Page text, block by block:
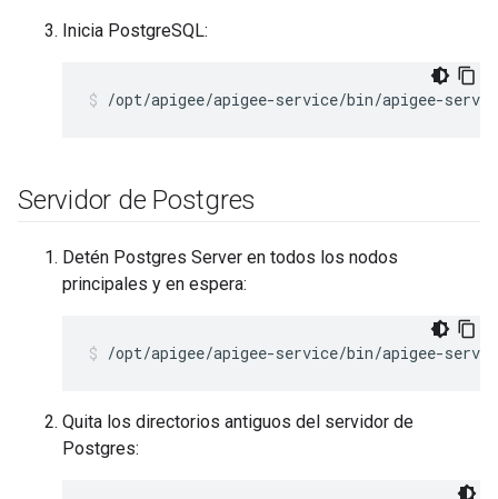
Inicia PostgreSQL:
/opt/apigee/apigee-service/bin/apigee-
Servidor de Postgres
Detén Postgres Server en todos los nodos
principales y en espera:
/opt/apigee/apigee-service/bin/apigee-
Quita los directorios antiguos del servidor de
Postgres: